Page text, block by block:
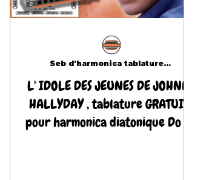
L' IDOLE DES JEUNES DE JOHNNY
HALLYDAY , tablature GRATUITE
pour harmonica diatonique Do (C)
Seb d'harmonica tablatures.com